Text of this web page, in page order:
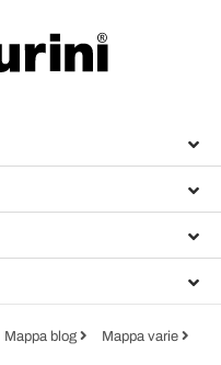
Mappa blog Mappa varie